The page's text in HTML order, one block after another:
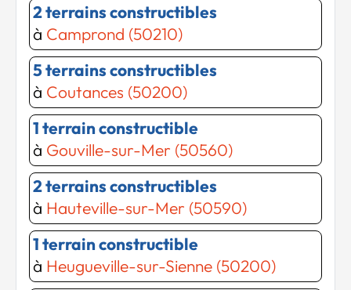
2 terrains constructibles
à Camprond (50210)
5 terrains constructibles
à Coutances (50200)
1 terrain constructible
à Gouville-sur-Mer (50560)
2 terrains constructibles
à Hauteville-sur-Mer (50590)
1 terrain constructible
à Heugueville-sur-Sienne (50200)